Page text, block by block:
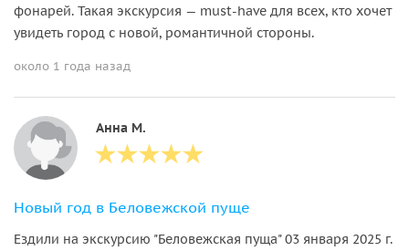
фонарей. Такая экскурсия — must-have для всех, кто хочет
увидеть город с новой, романтичной стороны.
около 1 года назад
Анна М.
Новый год в Беловежской пуще
Ездили на экскурсию "Беловежская пуща" 03 января 2025 г.